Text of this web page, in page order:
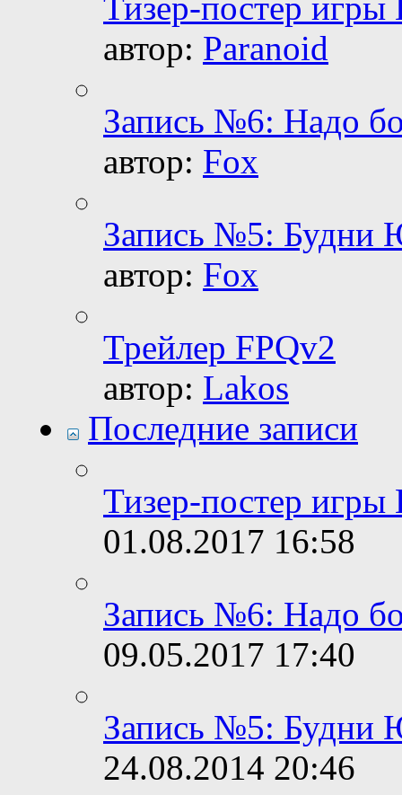
автор: Paranoid
Запись №6: Надо
автор: Fox
Запись №5: Будни
автор: Fox
Трейлер FPQv2
автор: Lakos
Последние записи
Тизер-постер
01.08.2017 16:58
Запись №6: Надо
09.05.2017 17:40
Запись №5: Будни
24.08.2014 20:46